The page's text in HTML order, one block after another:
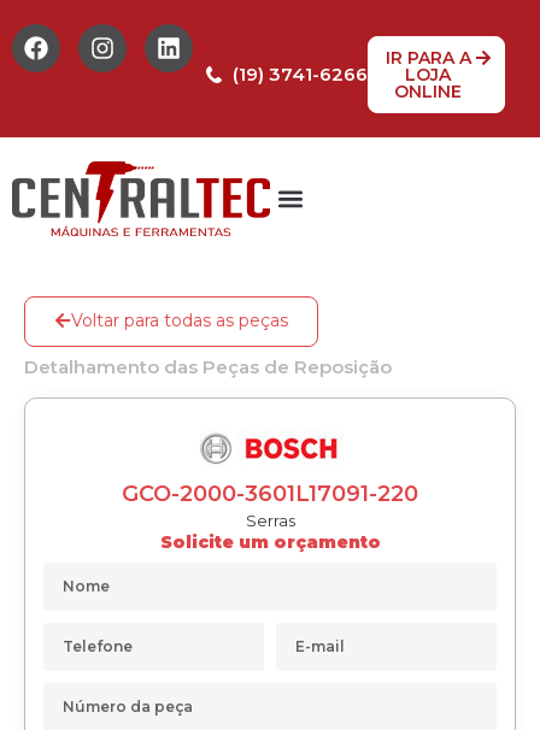
(19) 3741-6266
IR PARA A
LOJA
ONLINE
Voltar para todas as peças
Detalhamento das Peças de Reposição
GCO-2000-3601L17091-220
Serras
Solicite um orçamento